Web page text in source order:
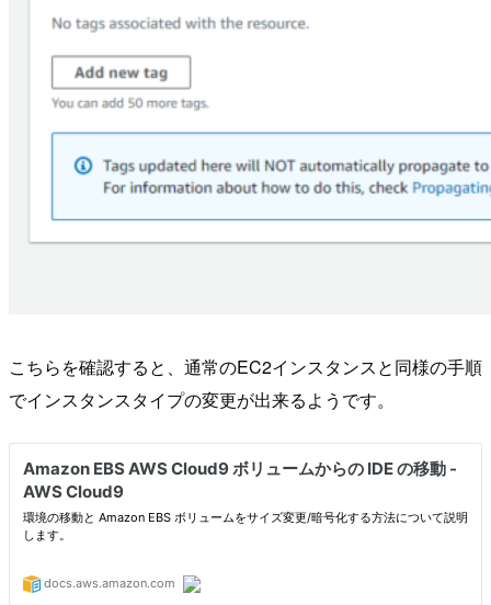
こちらを確認すると、通常のEC2インスタンスと同様の手順
でインスタンスタイプの変更が出来るようです。